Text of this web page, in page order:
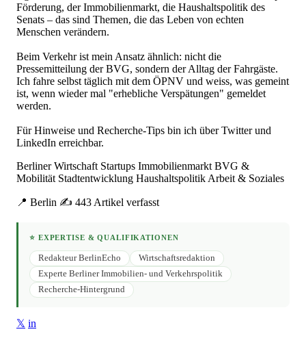
Förderung, der Immobilienmarkt, die Haushaltspolitik des
Senats – das sind Themen, die das Leben von echten
Menschen verändern.
Beim Verkehr ist mein Ansatz ähnlich: nicht die
Pressemitteilung der BVG, sondern der Alltag der Fahrgäste.
Ich fahre selbst täglich mit dem ÖPNV und weiss, was gemeint
ist, wenn wieder mal "erhebliche Verspätungen" gemeldet
werden.
Für Hinweise und Recherche-Tips bin ich über Twitter und
LinkedIn erreichbar.
Berliner Wirtschaft Startups Immobilienmarkt BVG &
Mobilität Stadtentwicklung Haushaltspolitik Arbeit & Soziales
📍 Berlin ✍ 443 Artikel verfasst
⭐ EXPERTISE & QUALIFIKATIONEN
Redakteur BerlinEcho
Wirtschaftsredaktion
Experte Berliner Immobilien- und Verkehrspolitik
Recherche-Hintergrund
𝕏 X (Twitter)
in